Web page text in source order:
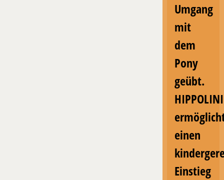
Umgang
mit
dem
Pony
geübt.
einen
Einstieg